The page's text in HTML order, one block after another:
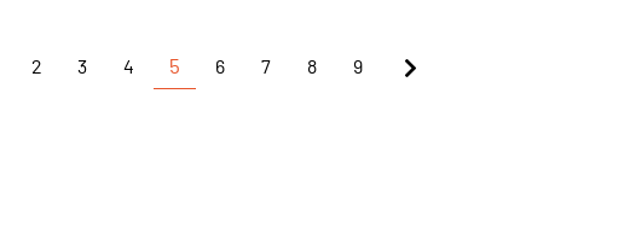
2 3 4 5 6 7 8 9